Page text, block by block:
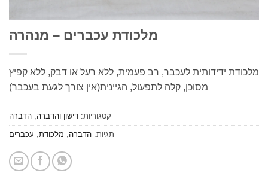
מלכודת עכברים – מנהרה
ידידותית לעכבר, רב פעמית, ללא רעל או דבק, ללא קפיץ
מסוכן, קלה לתפעול, הגיינית(אין צורך לגעת בעכבר)
קטגוריות:דישון והדברה,הדברה
הדברה, מלכודת ,עכברים